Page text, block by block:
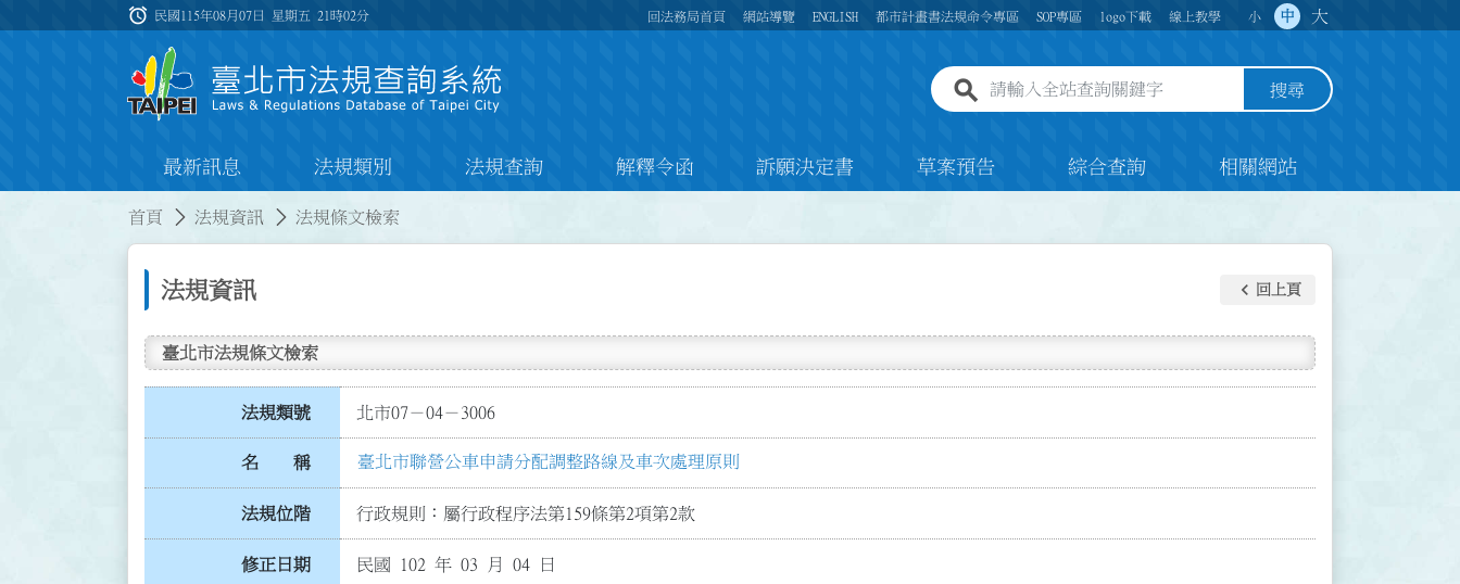
:::
alarm 民國115年08月07日 星期五21時02分 回法務局首頁 網站導覽 ENGLISH 都市計畫書法規命令專區 SOP專區 logo下載 線上教學 小 中 大
全站查詢關鍵字欄位 搜尋
最新訊息 法規類別 法規查詢 解釋令函 訴願決定書 草案預告 綜合查詢 相關網站
首頁 法規資訊 法規條文檢索
法規資訊 keyboard_arrow_left 回上頁
臺北市法規條文檢索
法規類號 北市07－04－3006
名 稱 臺北市聯營公車申請分配調整路線及車次處理原則
法規位階 行政規則：屬行政程序法第159條第2項第2款
修正日期 民國 102 年 03 月 04 日